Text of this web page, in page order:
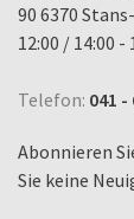
90 6370
12:00 / 14:00 -
Telefon: 041 -
Abonnieren
Sie keine